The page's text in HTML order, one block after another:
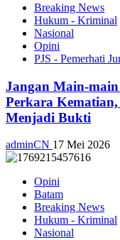
Breaking News
Hukum - Kriminal
Nasional
Opini
PJS - Pemerhati
Jangan Main-
Perkara
Menjadi Bukti
adminCN 17 Mei 2026
Opini
Batam
Breaking News
Hukum - Kriminal
Nasional